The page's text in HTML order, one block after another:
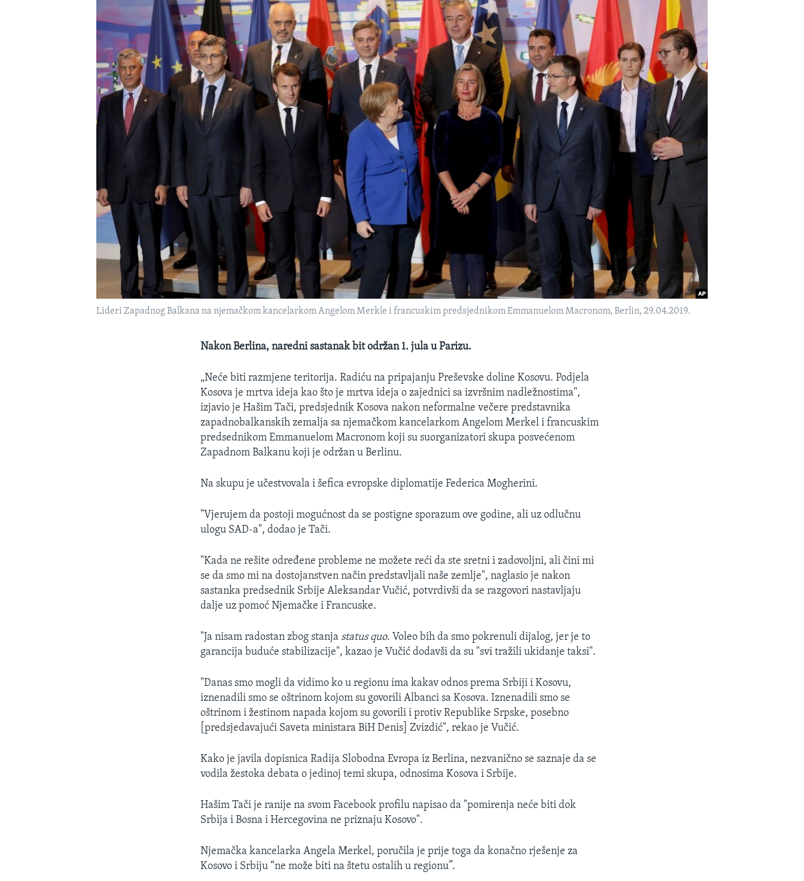
Lideri Zapadnog Balkana na njemačkom kancelarkom Angelom Merkle i francuskim predsjednikom Emmanuelom Macronom, Berlin, 29.04.2019.
Nakon Berlina, naredni sastanak bit održan 1. jula u Parizu.
„Neće biti razmjene teritorija. Radiću na pripajanju Preševske doline Kosovu. Podjela
Kosova je mrtva ideja kao što je mrtva ideja o zajednici sa izvršnim nadležnostima",
izjavio je Hašim Tači, predsjednik Kosova nakon neformalne večere predstavnika
zapadnobalkanskih zemalja sa njemačkom kancelarkom Angelom Merkel i francuskim
predsednikom Emmanuelom Macronom koji su suorganizatori skupa posvećenom
Zapadnom Balkanu koji je održan u Berlinu.
Na skupu je učestvovala i šefica evropske diplomatije Federica Mogherini.
"Vjerujem da postoji mogućnost da se postigne sporazum ove godine, ali uz odlučnu
ulogu SAD-a", dodao je Tači.
"Kada ne rešite određene probleme ne možete reći da ste sretni i zadovoljni, ali čini mi
se da smo mi na dostojanstven način predstavljali naše zemlje", naglasio je nakon
sastanka predsednik Srbije Aleksandar Vučić, potvrdivši da se razgovori nastavljaju
dalje uz pomoć Njemačke i Francuske.
"Ja nisam radostan zbog stanja status quo. Voleo bih da smo pokrenuli dijalog, jer je to
garancija buduće stabilizacije", kazao je Vučić dodavši da su "svi tražili ukidanje taksi".
"Danas smo mogli da vidimo ko u regionu ima kakav odnos prema Srbiji i Kosovu,
iznenadili smo se oštrinom kojom su govorili Albanci sa Kosova. Iznenadili smo se
oštrinom i žestinom napada kojom su govorili i protiv Republike Srpske, posebno
[predsjedavajući Saveta ministara BiH Denis] Zvizdić", rekao je Vučić.
Kako je javila dopisnica Radija Slobodna Evropa iz Berlina, nezvanično se saznaje da se
vodila žestoka debata o jedinoj temi skupa, odnosima Kosova i Srbije.
Hašim Tači je ranije na svom Facebook profilu napisao da "pomirenja neće biti dok
Srbija i Bosna i Hercegovina ne priznaju Kosovo".
​Njemačka kancelarka Angela Merkel, poručila je prije toga da konačno rješenje za
Kosovo i Srbiju “ne može biti na štetu ostalih u regionu”.